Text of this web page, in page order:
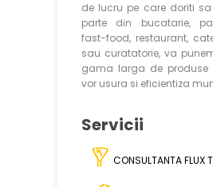
de lucru pe care doriti
parte din bucatarie,
fast-food, restaurant,
sau curatatorie, va
gama larga de produse
vor usura si eficientiza
Servicii
CONSULTANTA FLUX